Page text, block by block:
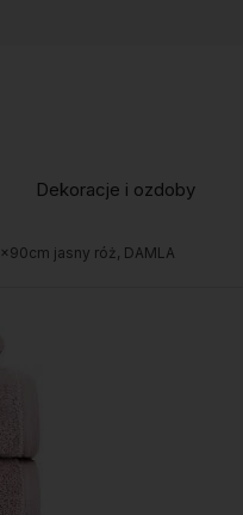
Dekoracje i ozdoby
jasny róż, DAMLA